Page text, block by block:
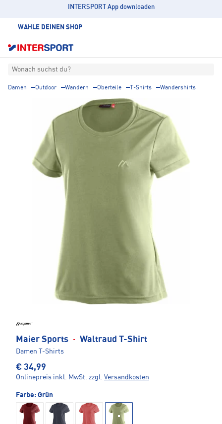
INTERSPORT App downloaden
WÄHLE DEINEN SHOP
Wonach suchst du?
Damen Outdoor Wandern Oberteile T-Shirts Wandershirts
Maier Sports · Waltraud T-Shirt
Damen T-Shirts
€ 34,99
Onlinepreis inkl. MwSt. zzgl. Versandkosten
Farbe: Grün